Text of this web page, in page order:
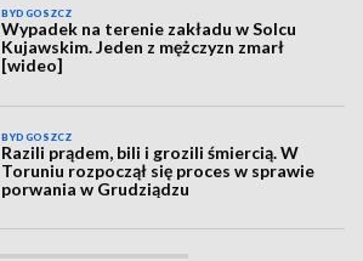
BYDGOSZCZ
Wypadek na terenie zakładu w Solcu
Kujawskim. Jeden z mężczyzn zmarł
[wideo]
BYDGOSZCZ
Razili prądem, bili i grozili śmiercią. W
Toruniu rozpoczął się proces w sprawie
porwania w Grudziądzu